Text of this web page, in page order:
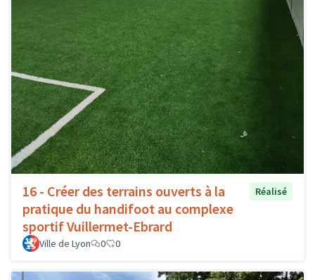
16 - Créer des terrains ouverts à la
pratique du handifoot au complexe
sportif Vuillermet-Ebrard
Réalisé
Ville de Lyon 0 0